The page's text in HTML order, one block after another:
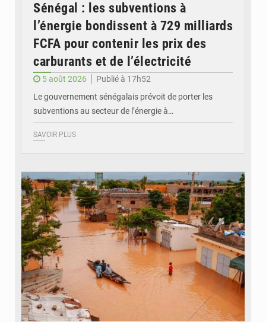
Sénégal : les subventions à
l’énergie bondissent à 729 milliards
FCFA pour contenir les prix des
carburants et de l’électricité
5 août 2026
Publié à 17h52
Le gouvernement sénégalais prévoit de porter les
subventions au secteur de l’énergie à…
SAVOIR PLUS